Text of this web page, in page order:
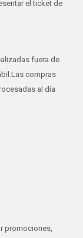
el ticket de
fuera de
compras
al día
promociones,